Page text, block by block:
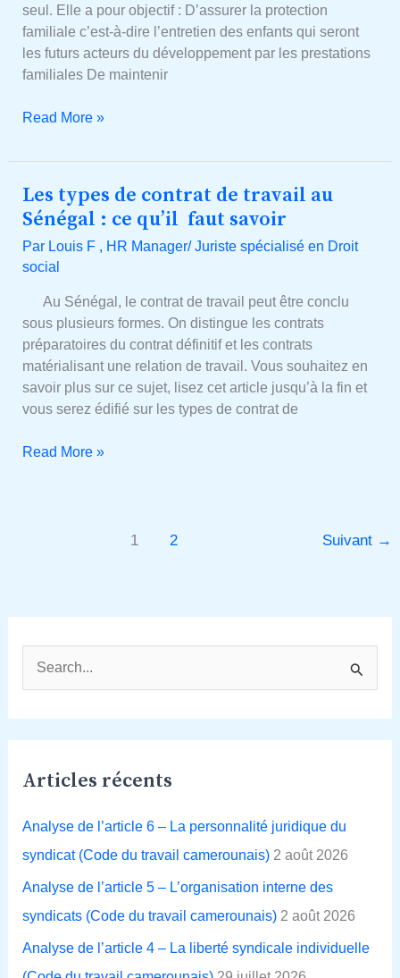
seul. Elle a pour objectif : D’assurer la protection
familiale c’est-à-dire l’entretien des enfants qui seront
les futurs acteurs du développement par les prestations
familiales De maintenir
vos
questions
Read More »
Les types de contrat de travail au
Sénégal : ce qu’il faut savoir
Par Louis F , HR Manager/ Juriste spécialisé en Droit
social
Au Sénégal, le contrat de travail peut être conclu
sous plusieurs formes. On distingue les contrats
préparatoires du contrat définitif et les contrats
matérialisant une relation de travail. Vous souhaitez en
savoir plus sur ce sujet, lisez cet article jusqu’à la fin et
vous serez édifié sur les types de contrat de
Les
types
contrat
travail
au
Sénégal :
ce
qu’il
faut
Read More »
1 2 Suivant →
e
Articles récents
Analyse de l’article 6 – La personnalité juridique du
syndicat (Code du travail camerounais) 2 août 2026
Analyse de l’article 5 – L’organisation interne des
syndicats (Code du travail camerounais) 2 août 2026
Analyse de l’article 4 – La liberté syndicale individuelle